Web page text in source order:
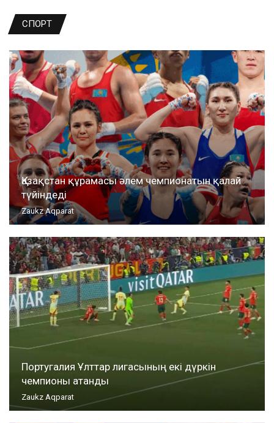
СПОРТ
Қазақстан құрамасы әлем чемпионатын қалай
түйіндеді
Zaukz Aqparat
Португалия Ұлттар лигасының екі дүркін
чемпионы атанды
Zaukz Aqparat